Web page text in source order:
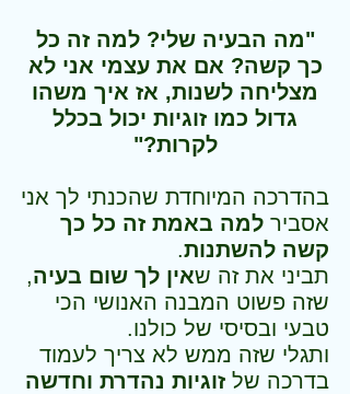
"מה הבעיה שלי? למה זה כל
כך קשה? אם את עצמי אני לא
מצליחה לשנות, אז איך משהו
גדול כמו זוגיות יכול בכלל
לקרות?"
בהדרכה המיוחדת שהכנתי לך אני
אסביר למה באמת זה כל כך
קשה להשתנות.
תביני את זה שאין לך שום בעיה,
שזה פשוט המבנה האנושי הכי
טבעי ובסיסי של כולנו.
ותגלי שזה ממש לא צריך לעמוד
בדרכה של זוגיות נהדרת וחדשה